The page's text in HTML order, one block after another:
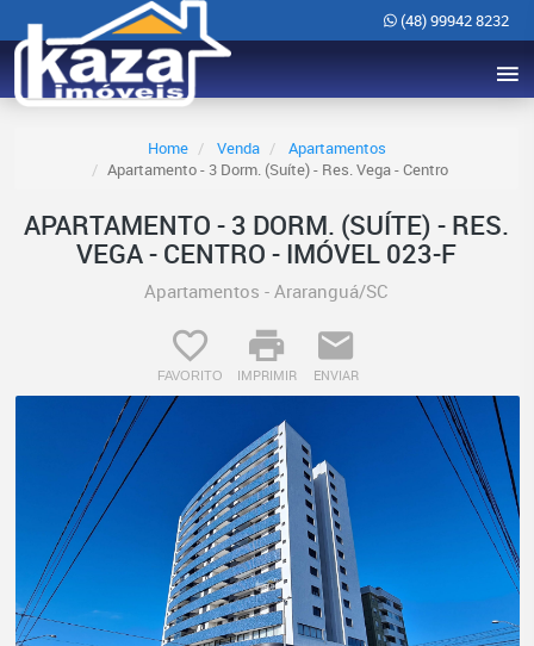
(48) 99942 8232
Home Venda
Apartamentos
Apartamento - 3 Dorm. (Suíte) - Res. Vega - Centro
APARTAMENTO - 3 DORM. (SUÍTE) - RES.
VEGA - CENTRO - IMÓVEL 023-F
Apartamentos - Araranguá/SC
FAVORITO IMPRIMIR ENVIAR